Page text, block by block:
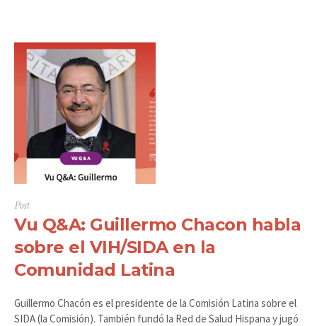
Post
Vu Q&A: Guillermo Chacon habla
sobre el VIH/SIDA en la
Comunidad Latina
Guillermo Chacón es el presidente de la Comisión Latina sobre el
SIDA (la Comisión). También fundó la Red de Salud Hispana y jugó